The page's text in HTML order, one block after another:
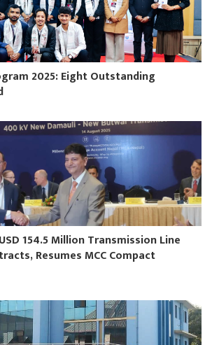
2025: Eight Outstanding
154.5 Million Transmission Line
Resumes MCC Compact